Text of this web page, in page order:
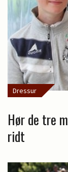
Dressur
Hør de tre
ridt